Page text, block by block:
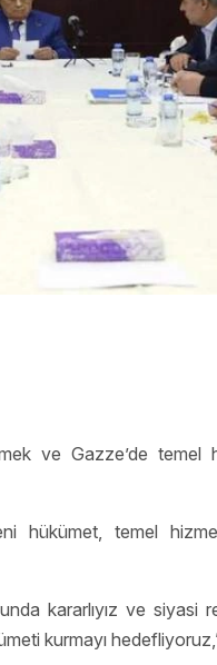
ve Gazze’de
hükümet, temel
kararlıyız ve
kurmayı